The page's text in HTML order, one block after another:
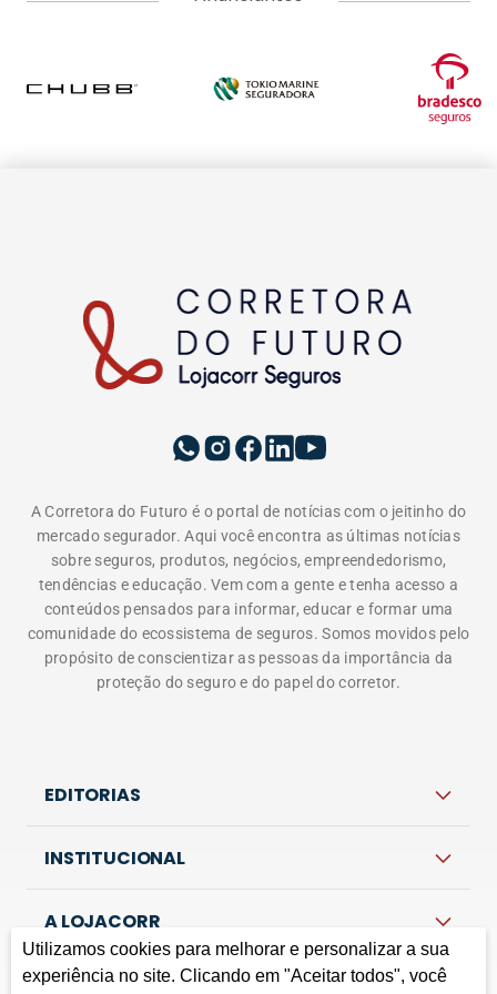
A Corretora do Futuro é o portal de notícias com o jeitinho do
mercado segurador. Aqui você encontra as últimas notícias
sobre seguros, produtos, negócios, empreendedorismo,
tendências e educação. Vem com a gente e tenha acesso a
conteúdos pensados para informar, educar e formar uma
comunidade do ecossistema de seguros. Somos movidos pelo
propósito de conscientizar as pessoas da importância da
proteção do seguro e do papel do corretor.
EDITORIAS
INSTITUCIONAL
A LOJACORR
Utilizamos cookies para melhorar e personalizar a sua
experiência no site. Clicando em "Aceitar todos", você